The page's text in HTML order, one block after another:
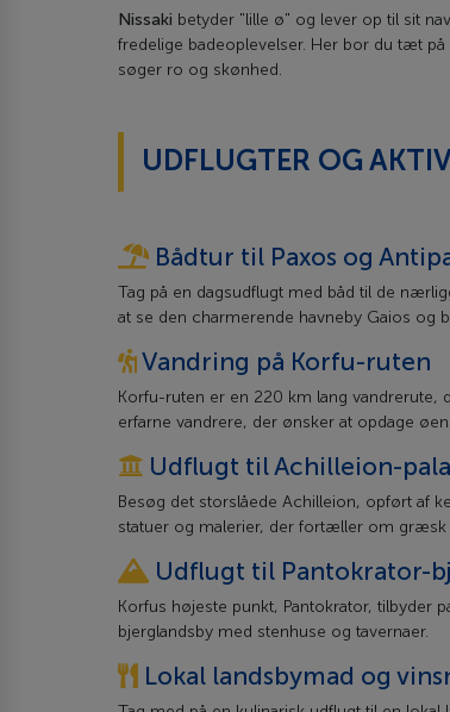
Nissaki betyder "lille ø" og lever op til sit
fredelige badeoplevelser. Her bor du tæt
søger ro og skønhed.
UDFLUGTER OG
Bådtur til Paxos og
Tag på en dagsudflugt med båd til de
at se den charmerende havneby Gaios og
Vandring på Korfu-ruten
Korfu-ruten er en 220 km lang vandrerute,
erfarne vandrere, der ønsker at opdage
Udflugt til Achilleion-
Besøg det storslåede Achilleion, opført af
statuer og malerier, der fortæller om
Udflugt til Pantokrator-
Korfus højeste punkt, Pantokrator, tilbyder
bjerglandsby med stenhuse og tavernaer.
Lokal landsbymad og